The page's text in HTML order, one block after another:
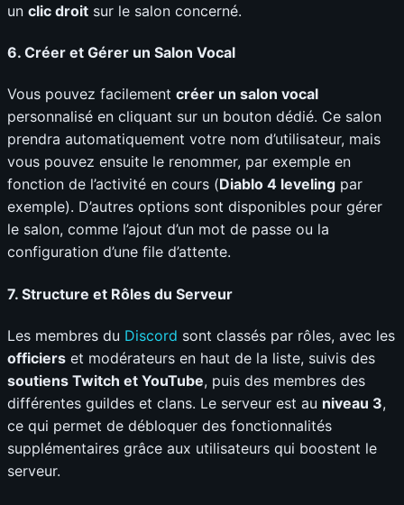
un clic droit sur le salon concerné.
6. Créer et Gérer un Salon Vocal
Vous pouvez facilement créer un salon vocal
personnalisé en cliquant sur un bouton dédié. Ce salon
prendra automatiquement votre nom d’utilisateur, mais
vous pouvez ensuite le renommer, par exemple en
fonction de l’activité en cours (Diablo 4 leveling par
exemple). D’autres options sont disponibles pour gérer
le salon, comme l’ajout d’un mot de passe ou la
configuration d’une file d’attente.
7. Structure et Rôles du Serveur
Les membres du Discord sont classés par rôles, avec les
officiers et modérateurs en haut de la liste, suivis des
soutiens Twitch et YouTube, puis des membres des
différentes guildes et clans. Le serveur est au niveau 3,
ce qui permet de débloquer des fonctionnalités
supplémentaires grâce aux utilisateurs qui boostent le
serveur.